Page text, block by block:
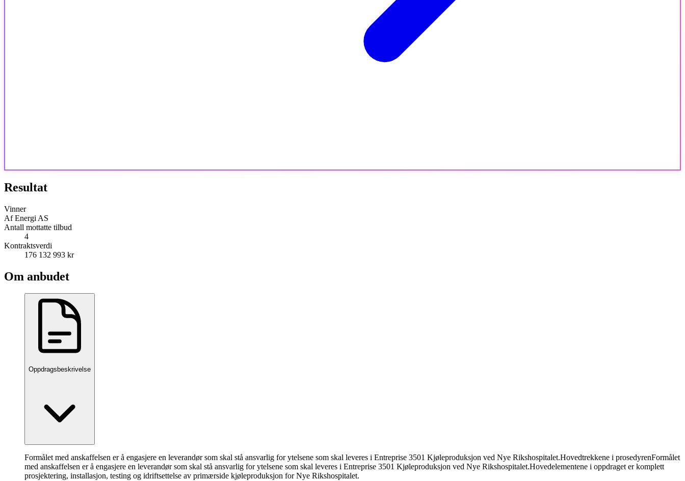
Resultat
Vinner
Af Energi AS
Antall mottatte tilbud
4
Kontraktsverdi
176 132 993 kr
Om anbudet
Oppdragsbeskrivelse
Formålet med anskaffelsen er å engasjere en leverandør som skal stå ansvarlig for ytelsene som skal leveres i Entreprise 3501 Kjøleproduksjon ved Nye Rikshospitalet.Hovedtrekkene i prosedyrenFormålet
med anskaffelsen er å engasjere en leverandør som skal stå ansvarlig for ytelsene som skal leveres i Entreprise 3501 Kjøleproduksjon ved Nye Rikshospitalet.Hovedelementene i oppdraget er komplett
prosjektering, installasjon, testing og idriftsettelse av primærside kjøleproduksjon for Nye Rikshospitalet.